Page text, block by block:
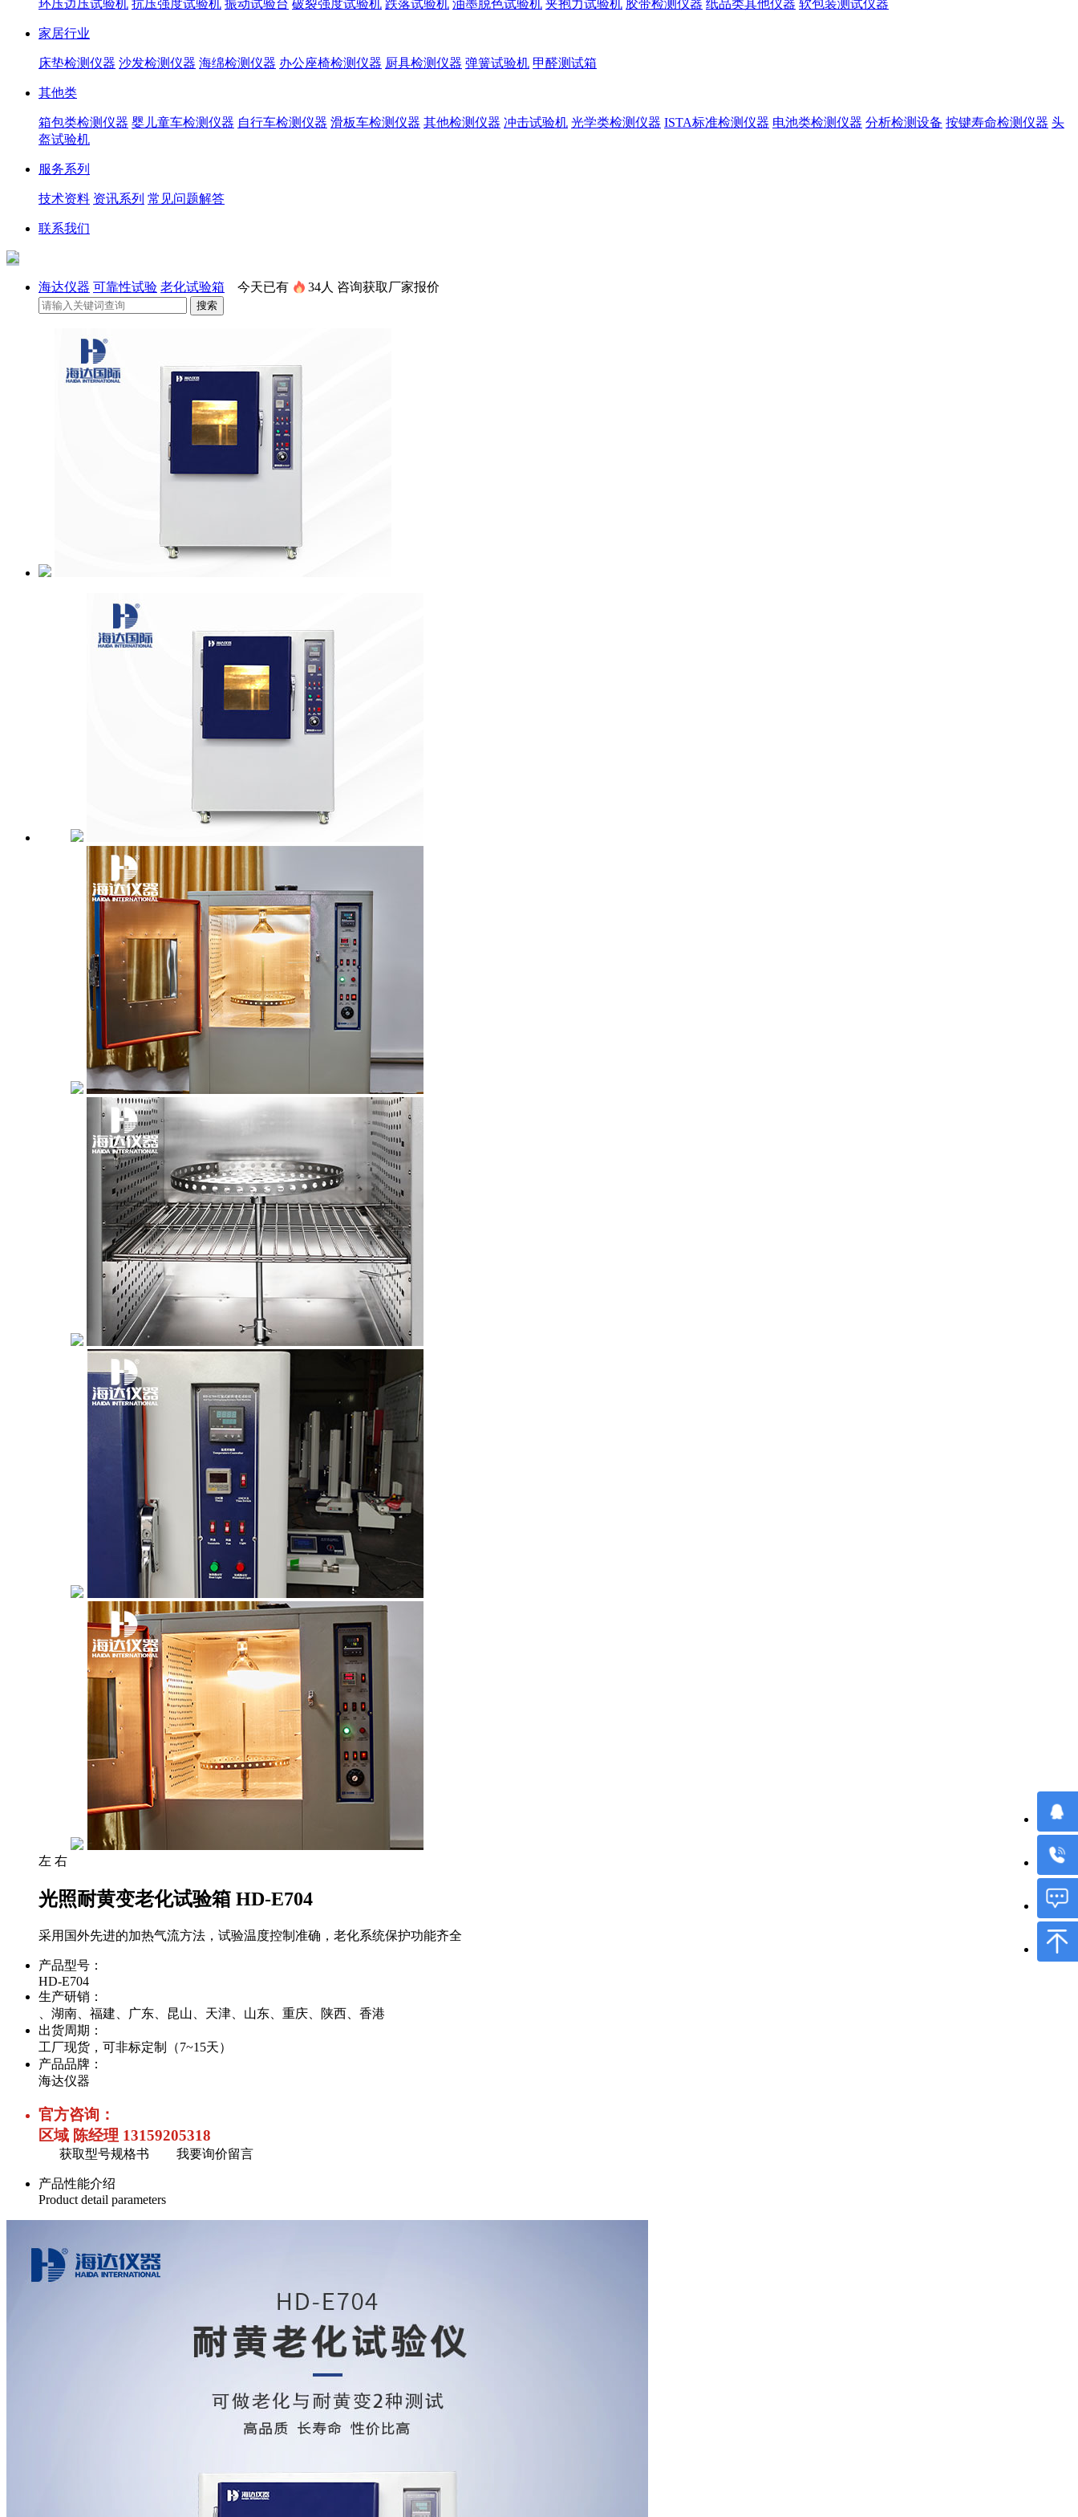
环压边压试验机 抗压强度试验机 振动试验台 破裂强度试验机 跌落试验机 油墨脱色试验机 夹抱力试验机 胶带检测仪器 纸品类其他仪器 软包装测试仪器
家居行业
床垫检测仪器 沙发检测仪器 海绵检测仪器 办公座椅检测仪器 厨具检测仪器 弹簧试验机 甲醛测试箱
其他类
箱包类检测仪器 婴儿童车检测仪器 自行车检测仪器 滑板车检测仪器 其他检测仪器 冲击试验机 光学类检测仪器 ISTA标准检测仪器 电池类检测仪器 分析检测设备 按键寿命检测仪器 头
盔试验机
服务系列
技术资料 资讯系列 常见问题解答
联系我们
海达仪器 可靠性试验 老化试验箱 今天已有 34人 咨询获取厂家报价
左 右
光照耐黄变老化试验箱 HD-E704
采用国外先进的加热气流方法，试验温度控制准确，老化系统保护功能齐全
产品型号：
HD-E704
生产研销：
、湖南、福建、广东、昆山、天津、山东、重庆、陕西、香港
出货周期：
工厂现货，可非标定制（7~15天）
产品品牌：
海达仪器
官方咨询：
区域 陈经理 13159205318
获取型号规格书 我要询价留言
产品性能介绍
Product detail parameters